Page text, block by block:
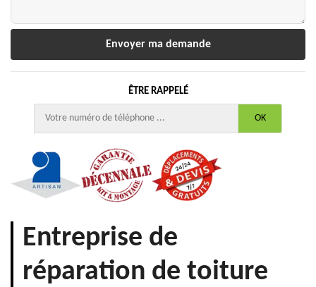
ÊTRE RAPPELÉ
Entreprise de
réparation de toiture